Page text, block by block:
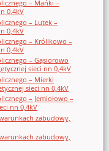
– Mańki –
0,4kV
– Lutek –
0,4kV
– Królikowo –
0,4kV
– Gąsiorowo
sieci nn 0,4kV
– Mierki
sieci nn 0,4kV
– Jemiołowo –
nn 0,4kV
zabudowy,
zabudowy,